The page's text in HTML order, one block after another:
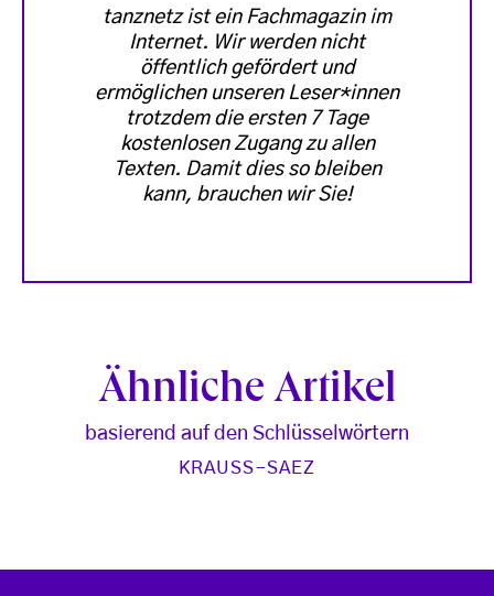
tanznetz ist ein Fachmagazin im
Internet. Wir werden nicht
öffentlich gefördert und
ermöglichen unseren Leser*innen
trotzdem die ersten 7 Tage
kostenlosen Zugang zu allen
Texten. Damit dies so bleiben
kann, brauchen wir Sie!
Ähnliche Artikel
basierend auf den Schlüsselwörtern
KRAUSS-SAEZ